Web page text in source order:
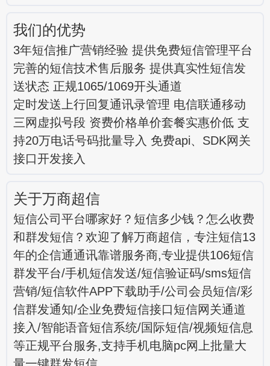
我们的优势
3年短信推广营销经验 提供免费短信管理平台
完善的短信技术售后服务 提供真实性短信发
送状态 正规1065/1069开头通道
定时发送上行回复通讯录管理 电信联通移动
三网虚拟号段 资费价格单价套餐实惠价低 支
持20万电话号码批量导入 免费api、SDK网关
接口开发接入
关于万商超信
短信公司平台哪家好？短信多少钱？怎么收费
和群发短信？欢迎了解万商超信，专注短信13
年的企信通通讯靠谱服务商,专业提供106短信
群发平台/手机短信发送/短信验证码/sms短信
营销/短信软件APP下载助手/公司会员短信/彩
信群发通知/企业免费短信接口短信网关通道
接入/智能语音短信系统/国际短信/视频短信息
等正规平台服务,支持手机电脑pc网上批量大